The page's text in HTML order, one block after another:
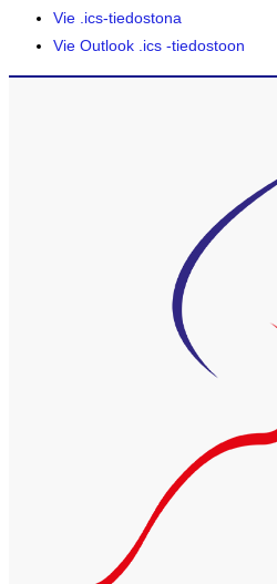
Vie .ics-tiedostona
Vie Outlook .ics -tiedostoon